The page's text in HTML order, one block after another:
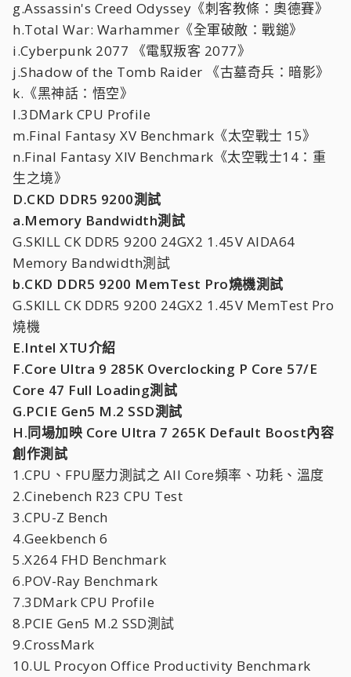
g.Assassin's Creed Odyssey《刺客教條：奧德賽》
h.Total War: Warhammer《全軍破敵：戰鎚》
i.Cyberpunk 2077 《電馭叛客 2077》
j.Shadow of the Tomb Raider 《古墓奇兵：暗影》
k.《黑神話：悟空》
l.3DMark CPU Profile
m.Final Fantasy XV Benchmark《太空戰士 15》
n.Final Fantasy XIV Benchmark《太空戰士14：重
生之境》
D.CKD DDR5 9200測試
a.Memory Bandwidth測試
G.SKILL CK DDR5 9200 24GX2 1.45V AIDA64
Memory Bandwidth測試
b.CKD DDR5 9200 MemTest Pro燒機測試
G.SKILL CK DDR5 9200 24GX2 1.45V MemTest Pro
燒機
E.Intel XTU介紹
F.Core Ultra 9 285K Overclocking P Core 57/E
Core 47 Full Loading測試
G.PCIE Gen5 M.2 SSD測試
H.同場加映 Core Ultra 7 265K Default Boost內容
創作測試
1.CPU、FPU壓力測試之 All Core頻率、功耗、溫度
2.Cinebench R23 CPU Test
3.CPU-Z Bench
4.Geekbench 6
5.X264 FHD Benchmark
6.POV-Ray Benchmark
7.3DMark CPU Profile
8.PCIE Gen5 M.2 SSD測試
9.CrossMark
10.UL Procyon Office Productivity Benchmark